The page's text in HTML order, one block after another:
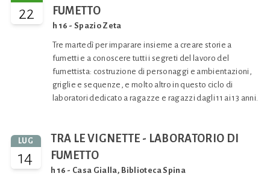
22
FUMETTO
h 16 - Spazio Zeta
Tre martedì per imparare insieme a creare storie a
fumetti e a conoscere tutti i segreti del lavoro del
fumettista: costruzione di personaggi e ambientazioni,
griglie e sequenze, e molto altro in questo ciclo di
laboratori dedicato a ragazze e ragazzi dagli 11 ai 13 anni.
LUG
14
TRA LE VIGNETTE - LABORATORIO DI
FUMETTO
h 16 - Casa Gialla, Biblioteca Spina